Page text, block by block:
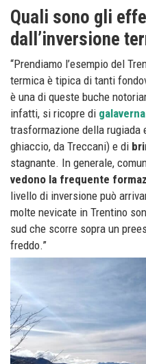
Quali sono gli
dall’inversione
“Prendiamo l’esempio del
termica è tipica di tanti
è una di queste buche
infatti, si ricopre di galaverna
trasformazione della rugiada
ghiaccio, da Treccani) e di
stagnante. In generale,
vedono la frequente
livello di inversione può
molte nevicate in Trentino
sud che scorre sopra un
freddo.”